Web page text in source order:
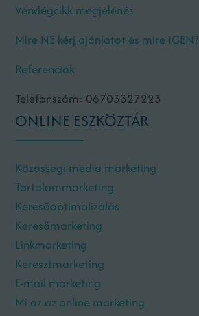
Vendégcikk megjelenés
Mire NE kérj ajánlatot és mire IGEN?
Referenciák
Telefonszám: 06703327223
ONLINE ESZKÖZTÁR
Közösségi média marketing
Tartalommarketing
Keresőoptimalizálás
Keresőmarketing
Linkmarketing
Keresztmarketing
E-mail marketing
Mi az az online marketing